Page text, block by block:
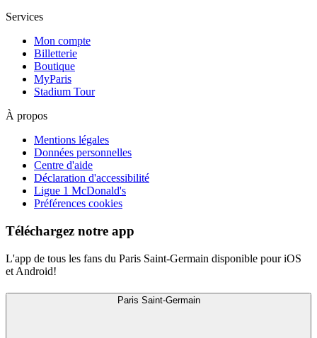
Services
Mon compte
Billetterie
Boutique
MyParis
Stadium Tour
À propos
Mentions légales
Données personnelles
Centre d'aide
Déclaration d'accessibilité
Ligue 1 McDonald's
Préférences cookies
Téléchargez notre app
L'app de tous les fans du Paris Saint-Germain disponible pour iOS
et Android!
Paris Saint-Germain